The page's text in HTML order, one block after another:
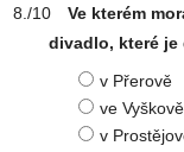
Ve kterém
divadlo, které je
v Přerově
ve Vyškově
v